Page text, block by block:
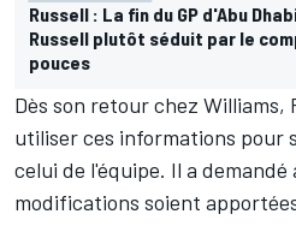
Russell : La fin du GP d'Abu
Russell plutôt séduit par le
pouces
Dès son retour chez Williams,
utiliser ces informations pour
celui de l'équipe. Il a demandé
modifications soient